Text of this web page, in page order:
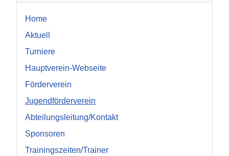
Home
Aktuell
Turniere
Hauptverein-Webseite
Förderverein
Jugendförderverein
Abteilungsleitung/Kontakt
Sponsoren
Trainingszeiten/Trainer